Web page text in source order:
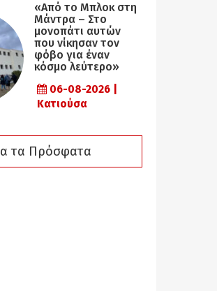
«Από το Μπλοκ στη
Μάντρα – Στο
μονοπάτι αυτών
που νίκησαν τον
φόβο για έναν
κόσμο λεύτερο»
06-08-2026 |
Κατιούσα
τα Πρόσφατα